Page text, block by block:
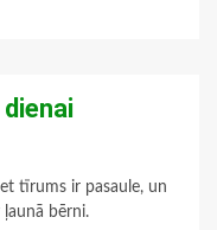
tīrums ir pasaule, un
ļaunā bērni.